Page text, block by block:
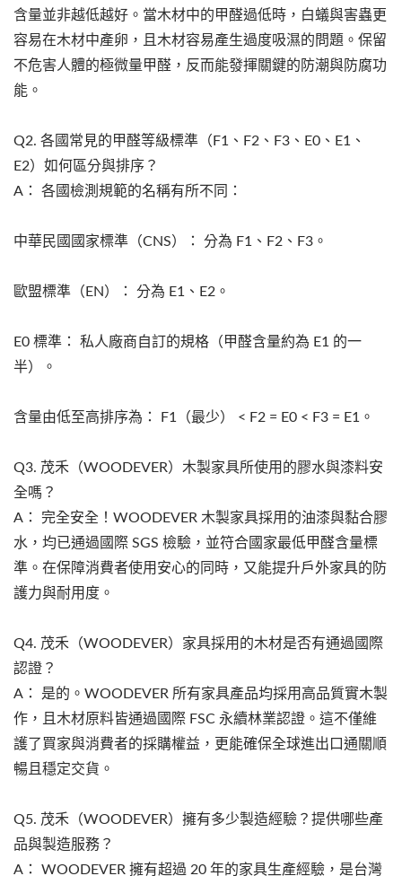
含量並非越低越好。當木材中的甲醛過低時，白蟻與害蟲更
容易在木材中產卵，且木材容易產生過度吸濕的問題。保留
不危害人體的極微量甲醛，反而能發揮關鍵的防潮與防腐功
能。
Q2. 各國常見的甲醛等級標準（F1、F2、F3、E0、E1、
E2）如何區分與排序？
A： 各國檢測規範的名稱有所不同：
中華民國國家標準（CNS）： 分為 F1、F2、F3。
歐盟標準（EN）： 分為 E1、E2。
E0 標準： 私人廠商自訂的規格（甲醛含量約為 E1 的一
半）。
含量由低至高排序為： F1（最少） < F2 = E0 < F3 = E1。
Q3. 茂禾（WOODEVER）木製家具所使用的膠水與漆料安
全嗎？
A： 完全安全！WOODEVER 木製家具採用的油漆與黏合膠
水，均已通過國際 SGS 檢驗，並符合國家最低甲醛含量標
準。在保障消費者使用安心的同時，又能提升戶外家具的防
護力與耐用度。
Q4. 茂禾（WOODEVER）家具採用的木材是否有通過國際
認證？
A： 是的。WOODEVER 所有家具產品均採用高品質實木製
作，且木材原料皆通過國際 FSC 永續林業認證。這不僅維
護了買家與消費者的採購權益，更能確保全球進出口通關順
暢且穩定交貨。
Q5. 茂禾（WOODEVER）擁有多少製造經驗？提供哪些產
品與製造服務？
A： WOODEVER 擁有超過 20 年的家具生產經驗，是台灣